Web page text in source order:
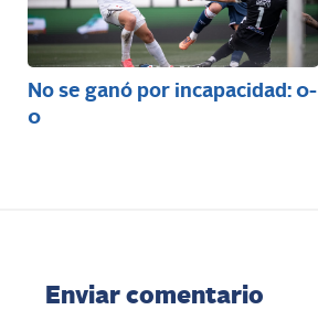
No se ganó por incapacidad: 0-
0
Enviar comentario